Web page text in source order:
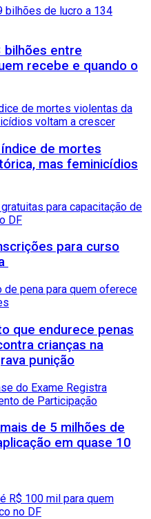
bilhões entre
recebe e quando o
de mortes
mas feminicídios
para curso
que endurece penas
crianças na
punição
de 5 milhões de
em quase 10